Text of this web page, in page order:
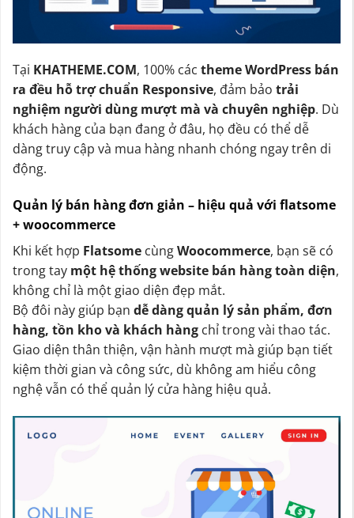
Tại KHATHEME.COM, 100% các theme WordPress bán
ra đều hỗ trợ chuẩn Responsive, đảm bảo trải
nghiệm người dùng mượt mà và chuyên nghiệp. Dù
khách hàng của bạn đang ở đâu, họ đều có thể dễ
dàng truy cập và mua hàng nhanh chóng ngay trên di
động.
Quản lý bán hàng đơn giản – hiệu quả với flatsome
+ woocommerce
Khi kết hợp Flatsome cùngWoocommerce, bạn sẽ có
trong tay một hệ thống website bán hàng toàn diện,
không chỉ là một giao diện đẹp mắt.
Bộ đôi này giúp bạn dễ dàng quản lý sản phẩm, đơn
hàng, tồn kho và khách hàng chỉ trong vài thao tác.
Giao diện thân thiện, vận hành mượt mà giúp bạn tiết
kiệm thời gian và công sức, dù không am hiểu công
nghệ vẫn có thể quản lý cửa hàng hiệu quả.